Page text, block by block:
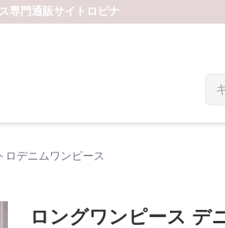
専門通販サイト ロピナ
ロデニムワンピース
ロングワンピース デ